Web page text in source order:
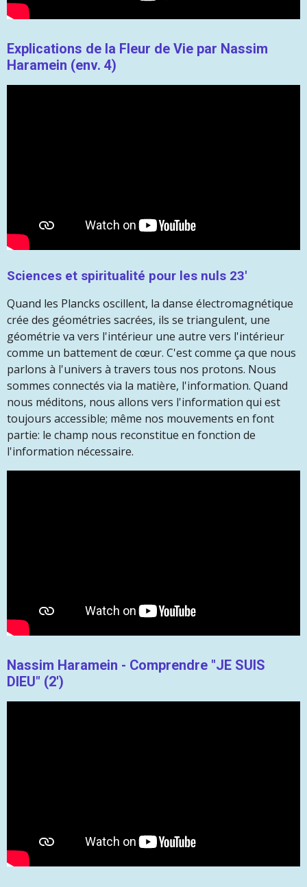
Explications de la Fleur de Vie par Nassim
Haramein (env. 4)
Sciences et spiritualité pour les nuls 23'
Quand les Plancks oscillent, la danse électromagnétique
crée des géométries sacrées, ils se triangulent, une
géométrie va vers l'intérieur une autre vers l'intérieur
comme un battement de cœur. C'est comme ça que nous
parlons à l'univers à travers tous nos protons. Nous
sommes connectés via la matière, l'information. Quand
nous méditons, nous allons vers l'information qui est
toujours accessible; même nos mouvements en font
partie: le champ nous reconstitue en fonction de
l'information nécessaire.
Nassim Haramein - Comprendre "JE SUIS
DIEU" (2')